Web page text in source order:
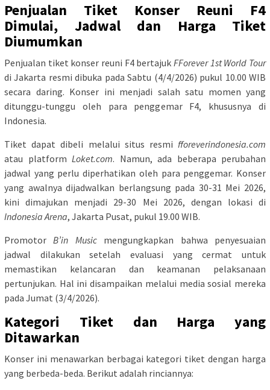
Penjualan Tiket Konser Reuni F4
Dimulai, Jadwal dan Harga Tiket
Diumumkan
Penjualan tiket konser reuni F4 bertajuk FForever 1st World Tour
di Jakarta resmi dibuka pada Sabtu (4/4/2026) pukul 10.00 WIB
secara daring. Konser ini menjadi salah satu momen yang
ditunggu-tunggu oleh para penggemar F4, khususnya di
Indonesia.
Tiket dapat dibeli melalui situs resmi fforeverindonesia.com
atau platform Loket.com. Namun, ada beberapa perubahan
jadwal yang perlu diperhatikan oleh para penggemar. Konser
yang awalnya dijadwalkan berlangsung pada 30-31 Mei 2026,
kini dimajukan menjadi 29-30 Mei 2026, dengan lokasi di
Indonesia Arena, Jakarta Pusat, pukul 19.00 WIB.
PromotorB’in Musicmengungkapkan bahwa penyesuaian
jadwal dilakukan setelah evaluasi yang cermat untuk
memastikan kelancaran dan keamanan pelaksanaan
pertunjukan. Hal ini disampaikan melalui media sosial mereka
pada Jumat (3/4/2026).
Kategori Tiket dan Harga yang
Ditawarkan
Konser ini menawarkan berbagai kategori tiket dengan harga
yang berbeda-beda. Berikut adalah rinciannya: